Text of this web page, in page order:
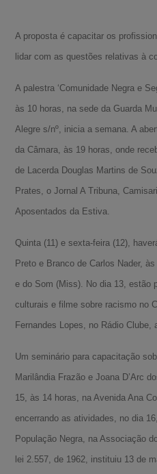
A proposta é capacitar os
lidar com as questões relativas à
A palestra ‘Comunidade Negra e
às 10 horas, na sede da Guarda
Alegre s/nº, inicia a semana. A
da Câmara, às 19 horas, onde
de Lacerda Douglas Martins de
Prates, o Jornal A Tribuna,
Aposentados da Estiva.
Quinta (11) e sexta-feira (12),
Preto e Branco de Carlos Nader,
e do Som (Miss). No dia 13, estão
culturais e filme sobre racismo no
Fernandes Lopes, no Rádio Clube,
Um seminário para capacitação
Marilândia Frazão e Joana D’Arc
15, às 14 horas, na Avenida Ana
encerrando as atividades, no dia
População Negra, na Associação
lei 2.557, de 1962, instituiu 13 de